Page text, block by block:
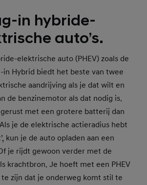
in hybride-
auto’s.
elektrische auto (PHEV) zoals de
in Hybrid biedt het beste van twee
aandrijving als je dat wilt en
de benzinemotor als dat nodig is.
met een grotere batterij dan
je de elektrische actieradius hebt
kun je de auto opladen aan een
je rijdt gewoon verder met de
krachtbron. Je hoeft met een PHEV
te zijn dat je onderweg komt stil te